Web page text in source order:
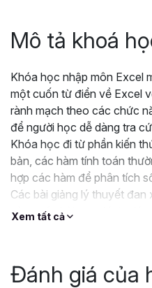
Mô tả khoá
Khóa học nhập môn Excel
một cuốn từ điển về Excel
rành mạch theo các chức
để người học dễ dàng tra
Khóa học đi từ phần kiến
bản, các hàm tính toán
hợp các hàm để phân tích
Các bài giảng lý thuyết
cùng các bài test đánh giá
tế từ kinh nghiệm làm việc
Xem tất cả
Đánh giá của